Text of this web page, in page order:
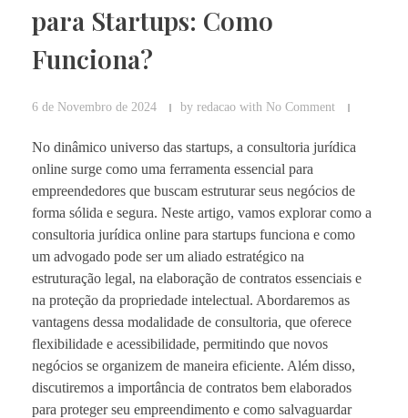
para Startups: Como
Funciona?
6 de Novembro de 2024 by redacao with No Comment
No dinâmico universo das startups, a consultoria jurídica
online surge como uma ferramenta essencial para
empreendedores que buscam estruturar seus negócios de
forma sólida e segura. Neste artigo, vamos explorar como a
consultoria jurídica online para startups funciona e como
um advogado pode ser um aliado estratégico na
estruturação legal, na elaboração de contratos essenciais e
na proteção da propriedade intelectual. Abordaremos as
vantagens dessa modalidade de consultoria, que oferece
flexibilidade e acessibilidade, permitindo que novos
negócios se organizem de maneira eficiente. Além disso,
discutiremos a importância de contratos bem elaborados
para proteger seu empreendimento e como salvaguardar